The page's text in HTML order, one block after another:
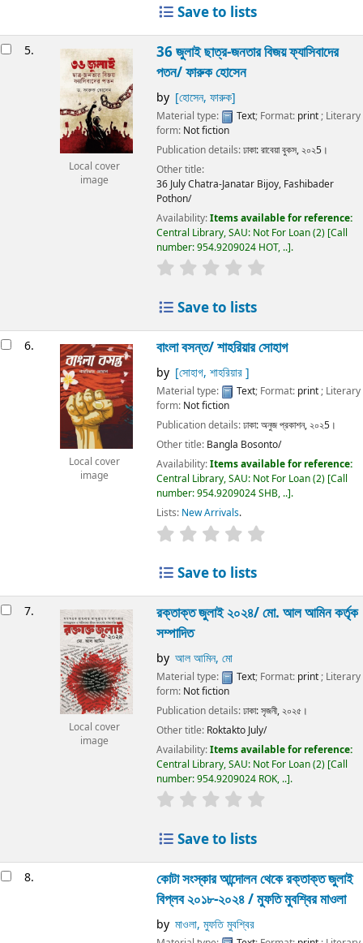
Save to lists
5.
Local cover
image
36 জুলাই ছাত্র-জনতার বিজয় ফ্যাসিবাদের
পতন/ফারুক হোসেন
by [হোসেন, ফারুক]
Material type: Text; Format: print; Literary
form: Not fiction
Publication details:ঢাকা:রাবেয়া বুকস,২০২5।
Other title:
36 July Chatra-Janatar Bijoy, Fashibader
Pothon/
Availability:Items available for reference:
Central Library, SAU: Not For Loan(2) Call
number:954.9209024 HOT, .. .
Save to lists
6.
Local cover
image
বাংলা বসন্ত/শাহরিয়ার সোহাগ
by [সোহাগ, শাহরিয়ার ]
Material type: Text; Format: print; Literary
form: Not fiction
Publication details:ঢাকা:অনুজ প্রকাশন,২০২5।
Other title: Bangla Bosonto/
Availability:Items available for reference:
Central Library, SAU: Not For Loan(2) Call
number:954.9209024 SHB, .. .
Lists: New Arrivals.
Save to lists
7.
Local cover
image
রক্তাক্ত জুলাই ২০২৪/মো. আল আমিন কর্তৃক
সম্পাদিত
by আল আমিন, মো
Material type: Text; Format: print; Literary
form: Not fiction
Publication details:ঢাকা:সৃজনী,২০২৫।
Other title: Roktakto July/
Availability:Items available for reference:
Central Library, SAU: Not For Loan(2) Call
number:954.9209024 ROK, .. .
Save to lists
8.
কোটা সংস্কার আন্দোলন থেকে রক্তাক্ত জুলাই
বিপ্লব ২০১৮-২০২৪ /মুফতি মুবশ্বির মাওলা
by মাওলা, মুফতি মুবশ্বির